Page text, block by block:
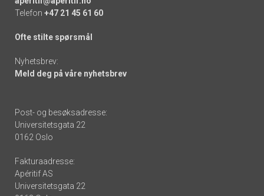
Telefon +47 21 45 61 60
Ofte stilte spørsmål
Nyhetsbrev:
Meld deg på våre nyhetsbrev
Post- og besøksadresse:
Universitetsgata 22
0162 Oslo
Fakturaadresse:
Apéritif AS
Universitetsgata 22